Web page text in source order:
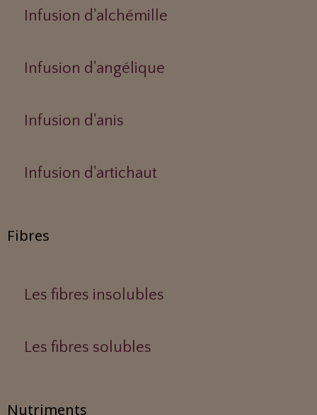
Infusion d'alchémille
Infusion d'angélique
Infusion d'anis
Infusion d'artichaut
Fibres
Les fibres insolubles
Les fibres solubles
Nutriments